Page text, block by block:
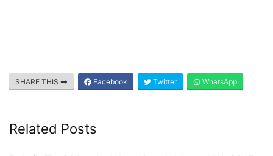
SHARE THIS Facebook Twitter WhatsApp
Related Posts